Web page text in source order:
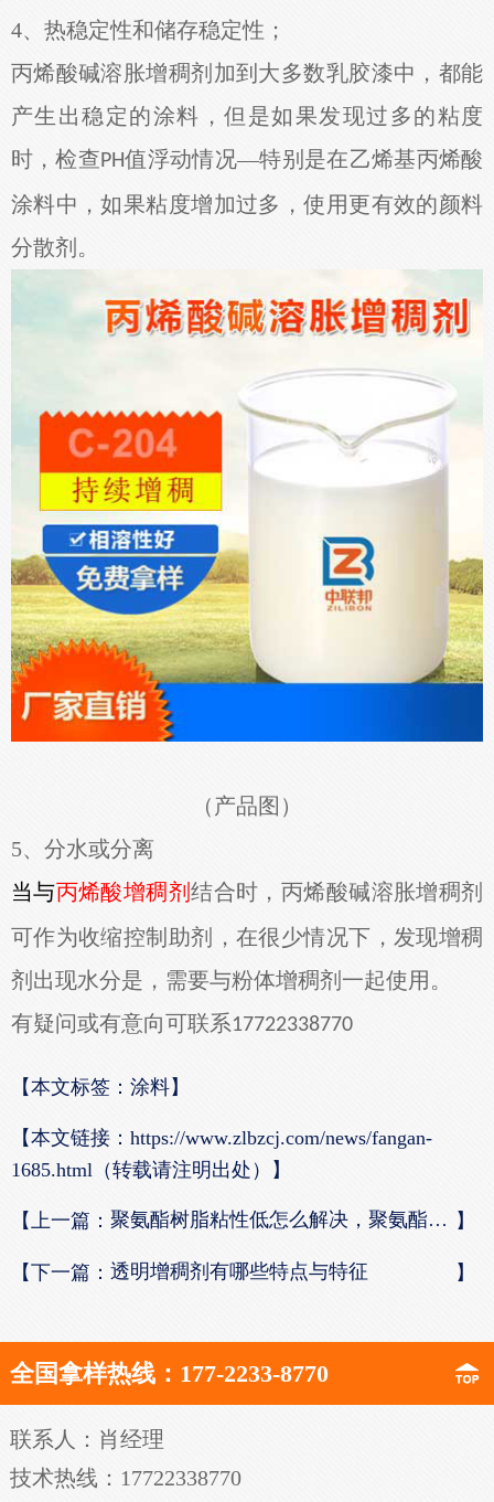
4、热稳定性和储存稳定性；
丙烯酸碱溶胀增稠剂加到大多数乳胶漆中，都能
产生出稳定的涂料，但是如果发现过多的粘度
时，检查 PH值浮动情况—特别是在乙烯基丙烯酸
涂料中，如果粘度增加过多，使用更有效的颜料
分散剂。
（产品图）
5、分水或分离
当与丙烯酸增稠剂结合时，丙烯酸碱溶胀增稠剂
可作为收缩控制助剂，在很少情况下，发现增稠
剂出现水分是，需要与粉体增稠剂一起使用。
有疑问或有意向可联系17722338770
【本文标签：涂料】
【本文链接： https://www.zlbzcj.com/news/fangan-
1685.html（转载请注明出处）】
【上一篇： 聚氨酯树脂粘性低怎么解决，聚氨酯树脂增稠剂教你一招变稠！ 】
【下一篇： 透明增稠剂有哪些特点与特征 】
全国拿样热线：177-2233-8770
联系人：肖经理
技术热线：17722338770